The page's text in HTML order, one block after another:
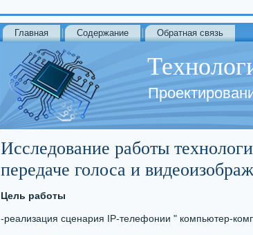
Главная Содержание Обратная связь
Исследование работы
передаче голоса и
Цель работы
-реализация сценария IP-телефонии " компьютер-